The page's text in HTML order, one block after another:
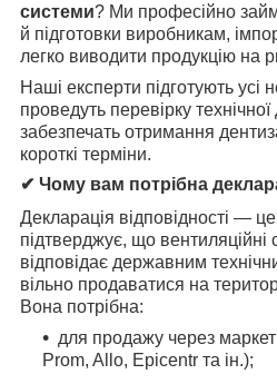
системи? Ми професійно
й підготовки виробникам,
легко виводити продукцію на
Наші експерти підготують усі
проведуть перевірку технічної
забезпечать отримання
короткі терміни.
✔ Чому вам потрібна
Декларація відповідності —
підтверджує, що вентиляційні
відповідає державним
вільно продаватися на
Вона потрібна:
для продажу через
Prom, Allo, Epicentr та ін.);